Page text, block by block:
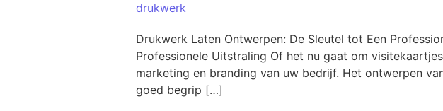
drukwerk
Drukwerk Laten Ontwerpen: De Sleutel tot Een
Professionele Uitstraling Of het nu gaat om
marketing en branding van uw bedrijf. Het ontwerpen
goed begrip […]